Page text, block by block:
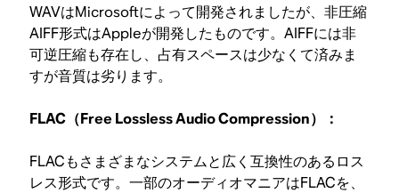
WAVはMicrosoftによって開発されましたが、非圧縮
AIFF形式はAppleが開発したものです。AIFFには非
可逆圧縮も存在し、占有スペースは少なくて済みま
すが音質は劣ります。
FLAC（Free Lossless Audio Compression）：
FLACもさまざまなシステムと広く互換性のあるロス
レス形式です。一部のオーディオマニアはFLACを、